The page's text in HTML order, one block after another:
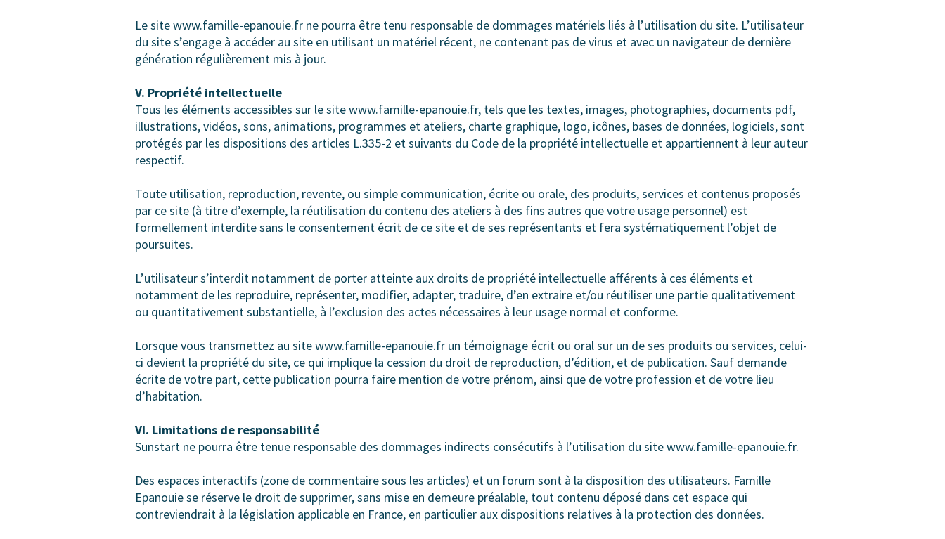
Le site www.famille-epanouie.fr ne pourra être tenu responsable de dommages matériels liés à l’utilisation du site. L’utilisateur
du site s’engage à accéder au site en utilisant un matériel récent, ne contenant pas de virus et avec un navigateur de dernière
génération régulièrement mis à jour.
V. Propriété intellectuelle
Tous les éléments accessibles sur le site www.famille-epanouie.fr, tels que les textes, images, photographies, documents pdf,
illustrations, vidéos, sons, animations, programmes et ateliers, charte graphique, logo, icônes, bases de données, logiciels, sont
protégés par les dispositions des articles L.335-2 et suivants du Code de la propriété intellectuelle et appartiennent à leur auteur
respectif.
Toute utilisation, reproduction, revente, ou simple communication, écrite ou orale, des produits, services et contenus proposés
par ce site (à titre d’exemple, la réutilisation du contenu des ateliers à des fins autres que votre usage personnel) est
formellement interdite sans le consentement écrit de ce site et de ses représentants et fera systématiquement l’objet de
poursuites.
L’utilisateur s’interdit notamment de porter atteinte aux droits de propriété intellectuelle afférents à ces éléments et
notamment de les reproduire, représenter, modifier, adapter, traduire, d’en extraire et/ou réutiliser une partie qualitativement
ou quantitativement substantielle, à l’exclusion des actes nécessaires à leur usage normal et conforme.
Lorsque vous transmettez au site www.famille-epanouie.fr un témoignage écrit ou oral sur un de ses produits ou services, celui-
ci devient la propriété du site, ce qui implique la cession du droit de reproduction, d’édition, et de publication. Sauf demande
écrite de votre part, cette publication pourra faire mention de votre prénom, ainsi que de votre profession et de votre lieu
d’habitation.
VI. Limitations de responsabilité
Sunstart ne pourra être tenue responsable des dommages indirects consécutifs à l’utilisation du site www.famille-epanouie.fr.
Des espaces interactifs (zone de commentaire sous les articles) et un forum sont à la disposition des utilisateurs. Famille
Epanouie se réserve le droit de supprimer, sans mise en demeure préalable, tout contenu déposé dans cet espace qui
contreviendrait à la législation applicable en France, en particulier aux dispositions relatives à la protection des données.